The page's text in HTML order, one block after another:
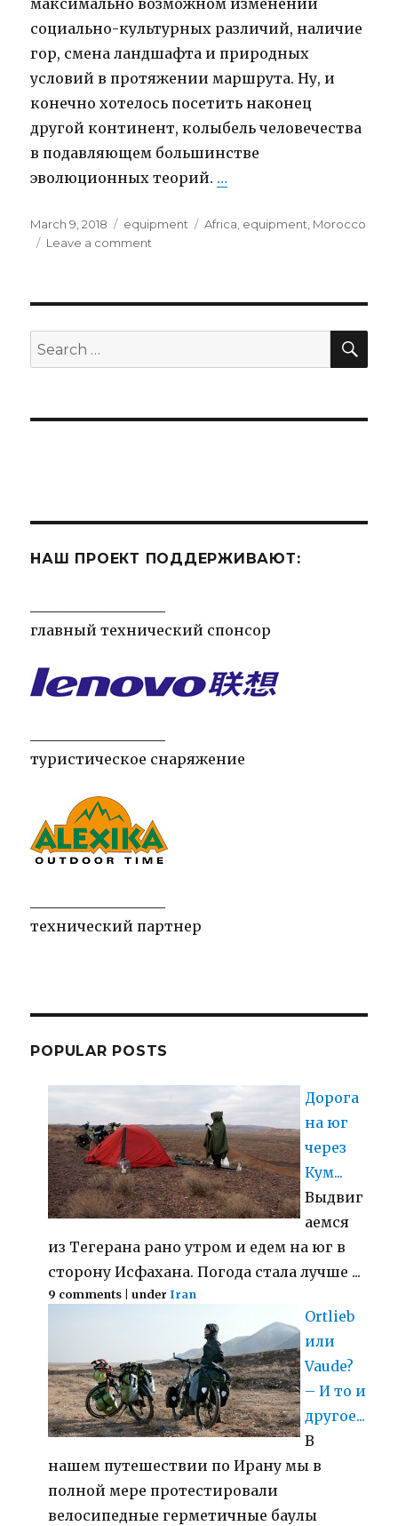
максимально возможном изменении
социально-культурных различий, наличие
гор, смена ландшафта и природных
условий в протяжении маршрута. Ну, и
конечно хотелось посетить наконец
другой континент, колыбель человечества
в подавляющем большинстве
эволюционных теорий. …
Posted
on
March 9, 2018 Categories
equipment Tags
Africa equipment Morocco
Leave a comment
транспортировка
Search
for:
НАШ ПРОЕКТ ПОДДЕРЖИВАЮТ:
главный технический спонсор
туристическое снаряжение
технический партнер
POPULAR POSTS
Дорога
на юг
через
Кум...
Выдвиг
аемся
из Тегерана рано утром и едем на юг в
сторону Исфахана. Погода стала лучше ...
9 comments |under Iran
Ortlieb
или
Vaude?
– И то и
другое...
В
нашем путешествии по Ирану мы в
полной мере протестировали
велосипедные герметичные баулы